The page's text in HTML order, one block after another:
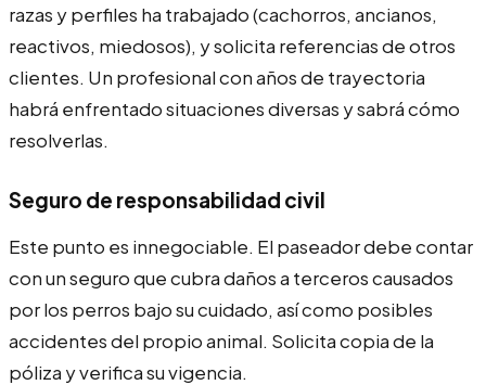
razas y perfiles ha trabajado (cachorros, ancianos,
reactivos, miedosos), y solicita referencias de otros
clientes. Un profesional con años de trayectoria
habrá enfrentado situaciones diversas y sabrá cómo
resolverlas.
Seguro de responsabilidad civil
Este punto es innegociable. El paseador debe contar
con un seguro que cubra daños a terceros causados
por los perros bajo su cuidado, así como posibles
accidentes del propio animal. Solicita copia de la
póliza y verifica su vigencia.